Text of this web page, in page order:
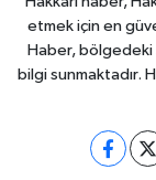
etmek için en
Haber, bölgedeki
bilgi sunmaktadır.